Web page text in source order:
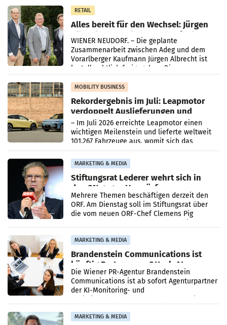
RETAIL
Alles bereit für den Wechsel: Jürgen
Albrecht setzt ab 1.1.2027 auf Adeg
WIENER NEUDORF. – Die geplante
Zusammenarbeit zwischen Adeg und dem
Vorarlberger Kaufmann Jürgen Albrecht ist
kartellrechtlich freigegeben: Die
Bundeswettbewerbsbehörde und der
Bundeskartellanwalt
MOBILITY BUSINESS
Rekordergebnis im Juli: Leapmotor
verdoppelt Auslieferungen und
überschreitet die 100.000er-Marke
– Im Juli 2026 erreichte Leapmotor einen
wichtigen Meilenstein und lieferte weltweit
101.267 Fahrzeuge aus, womit sich das
Ergebnis gegenüber Juli 2025 mehr als
verdoppelte (+102
MARKETING & MEDIA
Stiftungsrat Lederer wehrt sich in
den SN gegen Vorwürfe
Mehrere Themen beschäftigen derzeit den
ORF. Am Dienstag soll im Stiftungsrat über
die vom neuen ORF-Chef Clemens Pig
MARKETING & MEDIA
Brandenstein Communications ist
künftig Partner von OtterlyAI
Die Wiener PR-Agentur Brandenstein
Communications ist ab sofort Agenturpartner
der KI-Monitoring- und
MARKETING & MEDIA